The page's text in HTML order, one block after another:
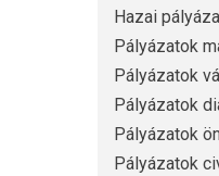
Hazai
Pályázatok
Pályázatok
Pályázatok
Pályázatok
Pályázatok